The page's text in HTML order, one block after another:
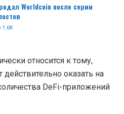
Worldcoin после серии
1.6K
относится к тому,
оказать на
DeFi-приложений